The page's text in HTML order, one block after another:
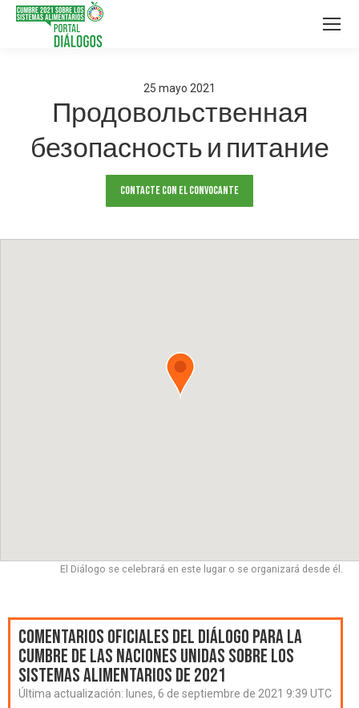
25 mayo 2021
Продовольственная
безопасность и питание
Contacte con el convocante
El Diálogo se celebrará en este lugar o se organizará desde él.
Comentarios oficiales del Diálogo para la
Cumbre de las Naciones Unidas sobre los
Sistemas Alimentarios de 2021
Última actualización: lunes, 6 de septiembre de 2021 9:39 UTC